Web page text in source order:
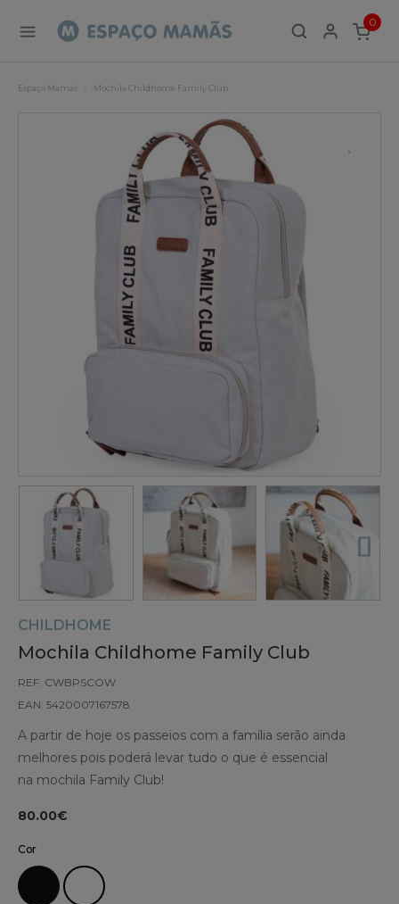
0
ITEMS
Espaço Mamãs Mochila Childhome Family Club
CHILDHOME
Mochila Childhome Family Club
REF: CWBPSCOW
EAN: 5420007167578
A partir de hoje os passeios com a família serão ainda
melhores pois poderá levar tudo o que é essencial
na mochila Family Club!
80.00€
Cor